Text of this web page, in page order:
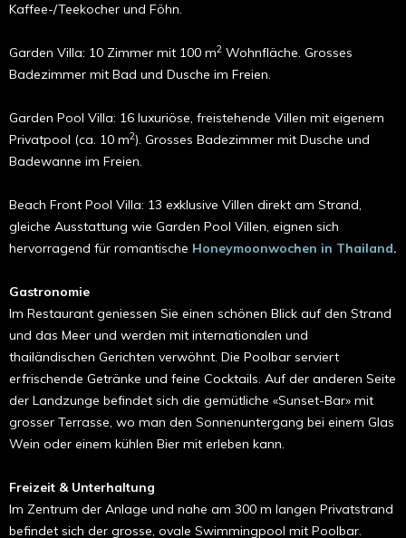
Kaffee-/Teekocher und Föhn.
Garden Villa: 10 Zimmer mit 100 m2 Wohnfläche. Grosses
Badezimmer mit Bad und Dusche im Freien.
Garden Pool Villa: 16 luxuriöse, freistehende Villen mit ei­genem
Privatpool (ca. 10 m2). Grosses Badezimmer mit Dusche und
Badewanne im Freien.
Beach Front Pool Villa: 13 exklusive Villen direkt am Strand,
gleiche Ausstattung wie Garden Pool Villen, eignen sich
hervorragend für romantische Honeymoonwochen in Thailand.
Gastronomie
Im Restaurant geniessen Sie einen schönen Blick auf den Strand
und das Meer und werden mit internationalen und
thailändischen Gerichten verwöhnt. Die Poolbar serviert
erfrischende Getränke und feine Cocktails. Auf der anderen Seite
der Landzunge befindet sich die gemütliche «Sunset-Bar» mit
grosser Terrasse, wo man den Sonnen­unter­gang bei einem Glas
Wein oder einem kühlen Bier mit erleben kann.
Freizeit & Unterhaltung
Im Zentrum der Anlage und nahe am 300 m langen Privatstrand
befindet sich der grosse, ovale Swimmingpool mit Poolbar.